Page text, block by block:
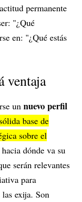
permanente
"¿Qué
en: "¿Qué estás
ventaja
un nuevo perfil
base de
sobre el
dónde va su
serán relevantes
para
exija. Son